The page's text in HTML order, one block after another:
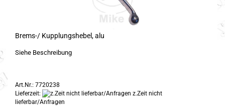
Brems-/ Kupplungshebel, alu
Siehe Beschreibung
Art.Nr.: 7720238
Lieferzeit:
z.Zeit nicht
lieferbar/Anfragen